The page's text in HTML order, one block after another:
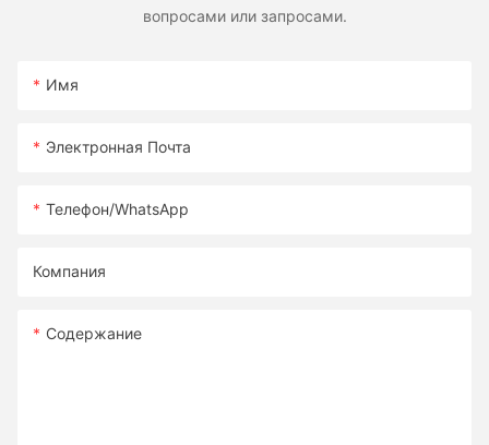
вопросами или запросами.
Имя
Электронная Почта
Телефон/WhatsApp
Компания
Содержание